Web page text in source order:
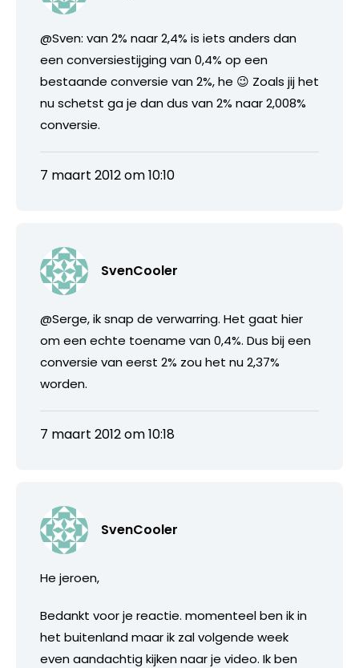
@Sven: van 2% naar 2,4% is iets anders dan
een conversiestijging van 0,4% op een
bestaande conversie van 2%, he 😉 Zoals jij het
nu schetst ga je dan dus van 2% naar 2,008%
conversie.
7 maart 2012 om 10:10
SvenCooler
@Serge, ik snap de verwarring. Het gaat hier
om een echte toename van 0,4%. Dus bij een
conversie van eerst 2% zou het nu 2,37%
worden.
7 maart 2012 om 10:18
SvenCooler
He jeroen,
Bedankt voor je reactie. momenteel ben ik in
het buitenland maar ik zal volgende week
even aandachtig kijken naar je video. Ik ben